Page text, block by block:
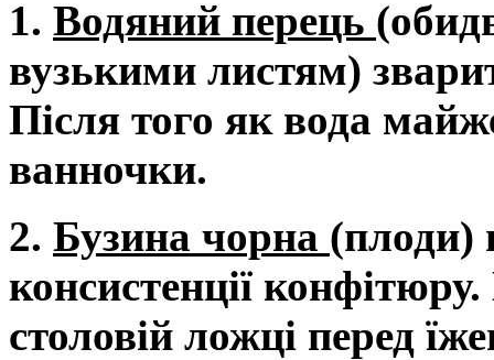
1. Водяний перець
вузькими листям)
Після того як вода
ванночки.
2. Бузина чорна (плоди)
консистенції
столовій ложці перед